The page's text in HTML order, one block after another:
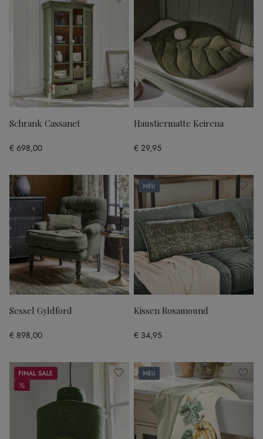
Schrank Cassanet
€ 698,00
Haustiermatte Keirena
€ 29,95
Sessel Gyldford
€ 898,00
Neu
Kissen Rosamound
€ 34,95
Sale
%
%
Neu